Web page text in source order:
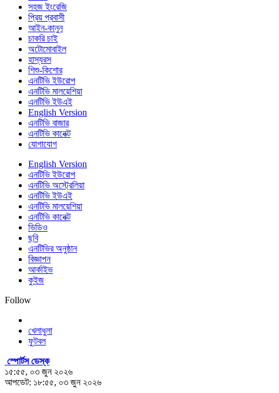
সহজ ইংরেজি
প্রিয় প্রবাসী
আইন-কানুন
চাকরি চাই
অটোমোবাইল
হাস্যরস
শিশু-কিশোর
এনটিভি ইউরোপ
এনটিভি মালয়েশিয়া
এনটিভি ইউএই
English Version
এনটিভি বাজার
এনটিভি কানেক্ট
যোগাযোগ
English Version
এনটিভি ইউরোপ
এনটিভি অস্ট্রেলিয়া
এনটিভি ইউএই
এনটিভি মালয়েশিয়া
এনটিভি কানেক্ট
ভিডিও
ছবি
এনটিভির অনুষ্ঠান
বিজ্ঞাপন
আর্কাইভ
কুইজ
Follow
খেলাধুলা
ফুটবল
স্পোর্টস ডেস্ক
১৫:৫৫, ০৩ জুন ২০২৬
আপডেট: ১৮:৫৫, ০৩ জুন ২০২৬